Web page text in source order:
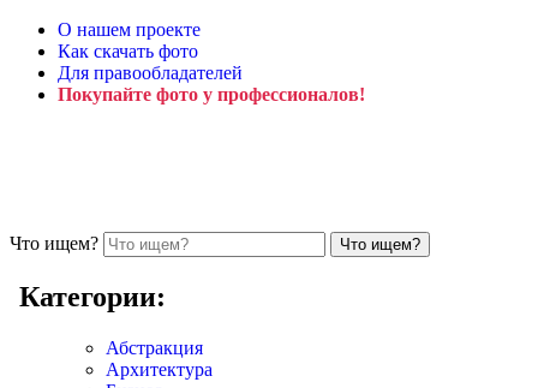
О нашем проекте
Как скачать фото
Для правообладателей
Покупайте фото у профессионалов!
Что ищем?
Категории:
Абстракция
Архитектура